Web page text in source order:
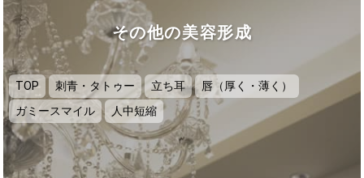
その他の美容形成
TOP 刺青・タトゥー 立ち耳
唇（厚く・薄く）
ガミースマイル
人中短縮